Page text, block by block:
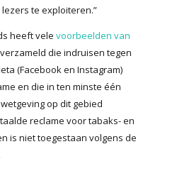
te exploiteren.”
heeft vele voorbeelden van
verzameld die indruisen tegen
(Facebook en Instagram)
en die in ten minste één
op dit gebied
reclame voor tabaks- en
is niet toegestaan volgens de